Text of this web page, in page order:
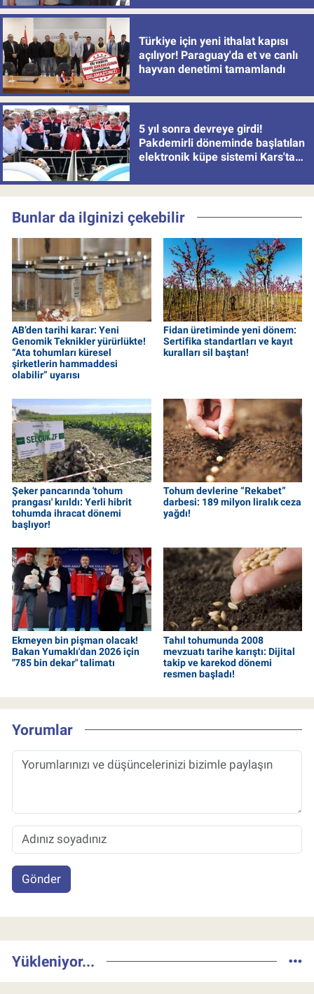
Türkiye için yeni ithalat kapısı
açılıyor! Paraguay'da et ve canlı
hayvan denetimi tamamlandı
5 yıl sonra devreye girdi!
Pakdemirli döneminde başlatılan
elektronik küpe sistemi Kars'tan
Bunlar da ilginizi çekebilir
AB’den tarihi karar: Yeni
Genomik Teknikler yürürlükte!
“Ata tohumları küresel
şirketlerin hammaddesi
olabilir” uyarısı
Fidan üretiminde yeni dönem:
Sertifika standartları ve kayıt
kuralları sil baştan!
Şeker pancarında 'tohum
prangası' kırıldı: Yerli hibrit
tohumda ihracat dönemi
başlıyor!
Tohum devlerine “Rekabet”
darbesi: 189 milyon liralık ceza
yağdı!
Ekmeyen bin pişman olacak!
Bakan Yumaklı'dan 2026 için
"785 bin dekar" talimatı
Tahıl tohumunda 2008
mevzuatı tarihe karıştı: Dijital
takip ve karekod dönemi
resmen başladı!
Yorumlar
Gönder
Yükleniyor...